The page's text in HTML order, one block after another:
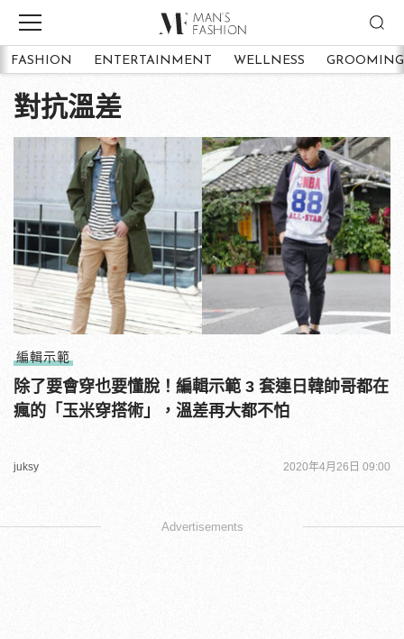
FASHION ENTERTAINMENT WELLNESS GROOMING
對抗溫差
編輯示範
除了要會穿也要懂脫！編輯示範 3 套連日韓帥哥都在
瘋的「玉米穿搭術」，溫差再大都不怕
juksy 2020年4月26日 09:00
Advertisements